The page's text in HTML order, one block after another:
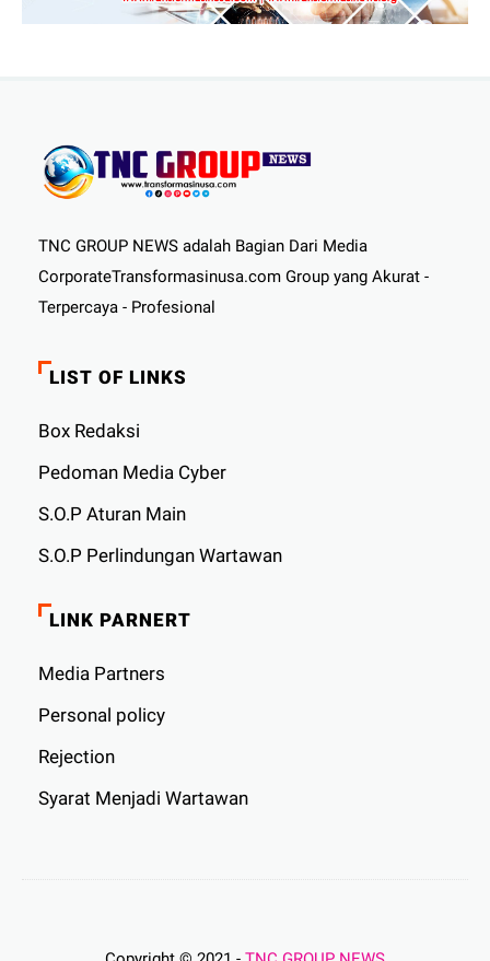
TNC GROUP NEWS adalah Bagian Dari Media
CorporateTransformasinusa.com Group yang Akurat -
Terpercaya - Profesional
LIST OF LINKS
Box Redaksi
Pedoman Media Cyber
S.O.P Aturan Main
S.O.P Perlindungan Wartawan
LINK PARNERT
Media Partners
Personal policy
Rejection
Syarat Menjadi Wartawan